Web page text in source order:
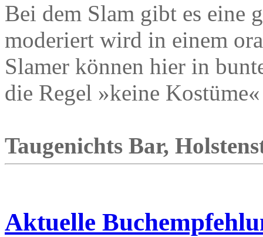
Bei dem Slam gibt es eine
moderiert wird in einem
Slamer können hier in
die Regel »keine
Taugenichts Bar,
Aktuelle